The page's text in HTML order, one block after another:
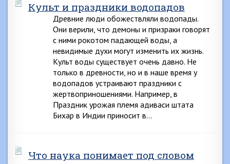
Культ и праздники водопадов
Древние люди обожествляли водопады.
Они верили, что демоны и призраки говорят
с ними рокотом падающей воды, а
невидимые духи могут изменить их жизнь.
Культ воды существует очень давно. Не
только в древности, но и в наше время у
водопадов устраивают праздники с
жертвоприношениями. Например, в
Праздник урожая племя адиваси штата
Бихар в Индии приносит в…
Что наука понимает под словом